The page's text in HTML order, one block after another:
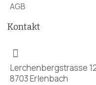
AGB
Kontakt
Lerchenbergstrasse
8703 Erlenbach